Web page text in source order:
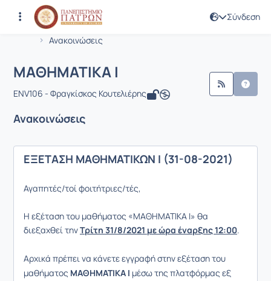
Σύνδεση
Αρχική Σελίδα
Ανακοινώσεις
Μάθημα : ΜΑΘΗΜΑΤΙΚΑ Ι
Κωδικός : ENV106
ΜΑΘΗΜΑΤΙΚΑ Ι
ENV106 - Φραγκίσκος Κουτελιέρης
Ανακοινώσεις
ΕΞΕΤΑΣΗ ΜΑΘΗΜΑΤΙΚΩΝ Ι (31-08-2021)
Αγαπητές/τοί φοιτήτριες/τές,
Η εξέταση του μαθήματος «ΜΑΘΗΜΑΤΙΚΑ Ι» θα
διεξαχθεί τηνΤρίτη 31/8/2021 με ώρα έναρξης 12:00.
Αρχικά πρέπει να κάνετε εγγραφή στην εξέταση του
μαθήματος ΜΑΘΗΜΑΤΙΚΑ Ι μέσω της πλατφόρμας εξ